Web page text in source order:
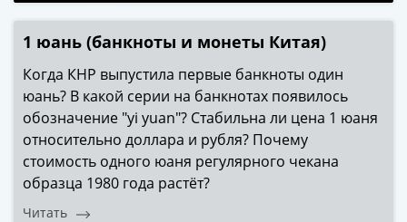
Банкноты
1992
1993
1994
1995
1997
2001
2004
1 юань (банкноты и монеты Китая)
Когда КНР выпустила первые банкноты один
юань? В какой серии на банкнотах появилось
обозначение "yi yuan"? Стабильна ли цена 1 юаня
относительно доллара и рубля? Почему
стоимость одного юаня регулярного чекана
образца 1980 года растёт?
Читать